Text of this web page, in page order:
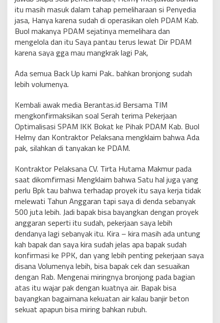
itu masih masuk dalam tahap pemeliharaan si Penyedia
jasa, Hanya karena sudah di operasikan oleh PDAM Kab.
Buol makanya PDAM sejatinya memelihara dan
mengelola dan itu Saya pantau terus lewat Dir PDAM
karena saya gga mau mangkrak lagi Pak,
Ada semua Back Up kami Pak.. bahkan bronjong sudah
lebih volumenya.
Kembali awak media Berantas.id Bersama TIM
mengkonfirmaksikan soal Serah terima Pekerjaan
Optimalisasi SPAM IKK Bokat ke Pihak PDAM Kab. Buol
Helmy dan Kontraktor Pelaksana mengklaim bahwa Ada
pak, silahkan di tanyakan ke PDAM.
Kontraktor Pelaksana CV. Tirta Hutama Makmur pada
saat dikomfirmasi Mengklaim bahwa Satu hal juga yang
perlu Bpk tau bahwa terhadap proyek itu saya kerja tidak
melewati Tahun Anggaran tapi saya di denda sebanyak
500 juta lebih. Jadi bapak bisa bayangkan dengan proyek
anggaran seperti itu sudah, pekerjaan saya lebih
dendanya lagi sebanyak itu. Kira – kira masih ada untung
kah bapak dan saya kira sudah jelas apa bapak sudah
konfirmasi ke PPK, dan yang lebih penting pekerjaan saya
disana Volumenya lebih, bisa bapak cek dan sesuaikan
dengan Rab. Mengenai miringnya bronjong pada bagian
atas itu wajar pak dengan kuatnya air. Bapak bisa
bayangkan bagaimana kekuatan air kalau banjir beton
sekuat apapun bisa miring bahkan rubuh.